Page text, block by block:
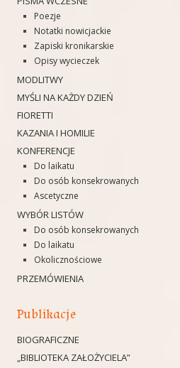
Poezje
Notatki nowicjackie
Zapiski kronikarskie
Opisy wycieczek
MODLITWY
MYŚLI NA KAŻDY DZIEŃ
FIORETTI
KAZANIA I HOMILIE
KONFERENCJE
Do laikatu
Do osób konsekrowanych
Ascetyczne
WYBÓR LISTÓW
Do osób konsekrowanych
Do laikatu
Okolicznościowe
PRZEMÓWIENIA
Publikacje
BIOGRAFICZNE
„BIBLIOTEKA ZAŁOŻYCIELA”